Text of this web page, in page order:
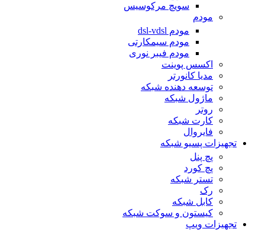
سویچ مرکوسیس
مودم
مودم dsl-vdsl
مودم سیمکارتی
مودم فیبر نوری
اکسس پوینت
مدیا کانورتر
توسعه دهنده شبکه
ماژول شبکه
روتر
کارت شبکه
فایروال
تجهیزات پسیو شبکه
پچ پنل
پچ کورد
تستر شبکه
رک
کابل شبکه
کیستون و سوکت شبکه
تجهیزات ویپ